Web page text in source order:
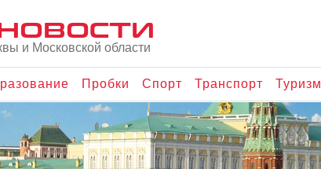
и Московской области
Пробки Спорт Транспорт Туризм